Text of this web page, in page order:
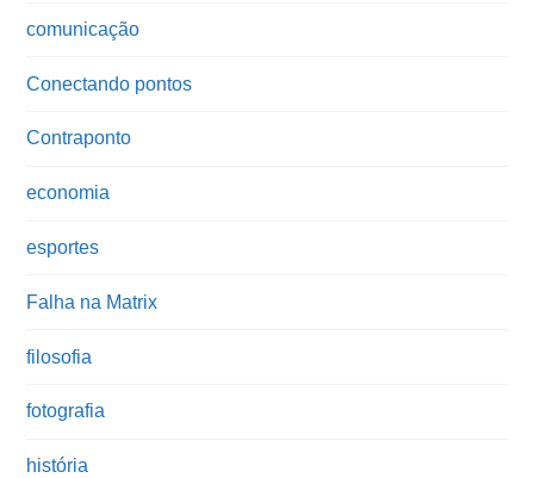
comunicação
Conectando pontos
Contraponto
economia
esportes
Falha na Matrix
filosofia
fotografia
história